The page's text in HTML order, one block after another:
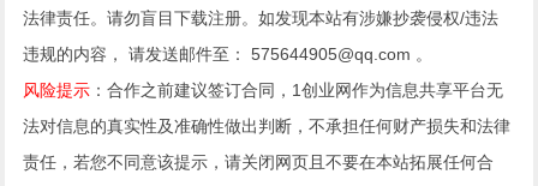
法律责任。请勿盲目下载注册。如发现本站有涉嫌抄袭侵权/违法
违规的内容， 请发送邮件至： 575644905@qq.com 。
风险提示 ：合作之前建议签订合同，1创业网作为信息共享平台无
法对信息的真实性及准确性做出判断，不承担任何财产损失和法律
责任，若您不同意该提示，请关闭网页且不要在本站拓展任何合